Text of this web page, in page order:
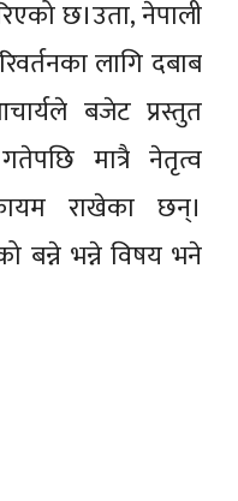
छ।उता, नेपाली
लागि दबाब
बजेट प्रस्तुत
मात्रै नेतृत्व
राखेका छन्।
बन्ने भन्ने विषय भने